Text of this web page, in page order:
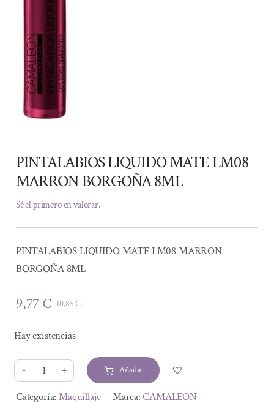
PINTALABIOS LIQUIDO MATE LM08
MARRON BORGOÑA 8ML
Sé el primero en valorar.
PINTALABIOS LIQUIDO MATE LM08 MARRON
BORGOÑA 8ML
10,85€El
era:
10,85 €.
9,77€
El
es:
9,77 €.
Hay existencias
PINTALABIOS
LIQUIDO
Añadir
Alternative:
Categoría:Maquillaje Marca:CAMALEON